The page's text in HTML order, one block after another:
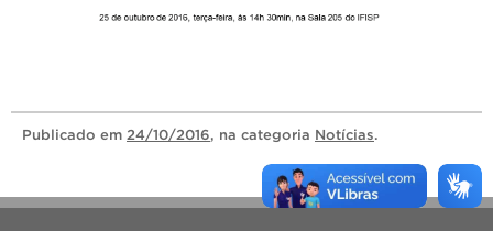
Publicado em 24/10/2016, na categoria Notícias.